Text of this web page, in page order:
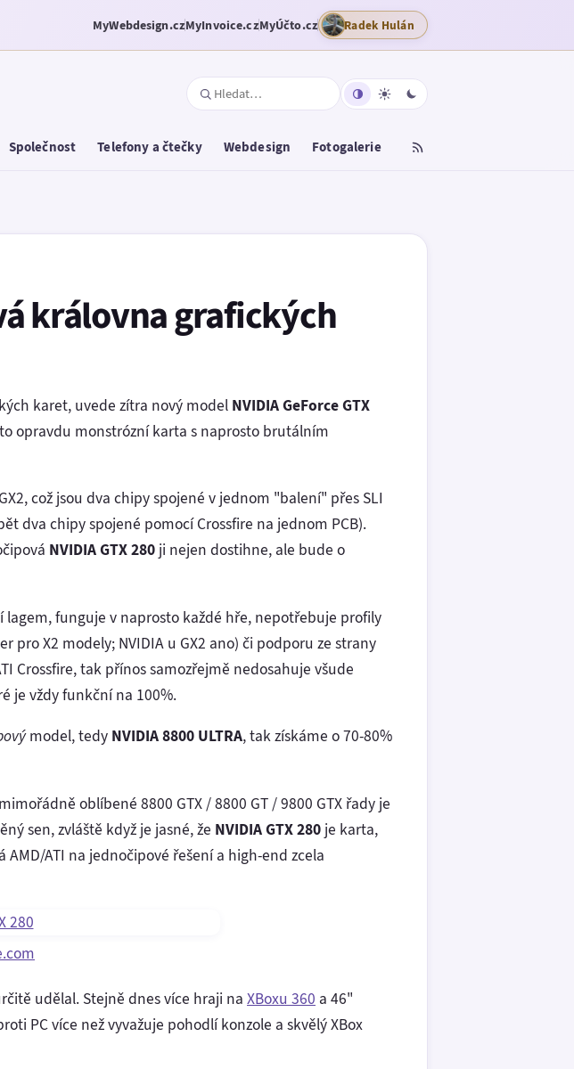
MyWebdesign.czMyInvoice.czMyÚčto.cz Radek Hulán
Společnost Telefony a čtečky Webdesign Fotogalerie
královna grafických
karet, uvede zítra nový model NVIDIA GeForce GTX
opravdu monstrózní karta s naprosto brutálním
což jsou dva chipy spojené v jednom "balení" přes SLI
dva chipy spojené pomocí Crossfire na jednom PCB).
NVIDIA GTX 280 ji nejen dostihne, ale bude o
funguje v naprosto každé hře, nepotřebuje profily
pro X2 modely; NVIDIA u GX2 ano) či podporu ze strany
Crossfire, tak přínos samozřejmě nedosahuje všude
je vždy funkční na 100%.
model, tedy NVIDIA 8800 ULTRA, tak získáme o 70-80%
oblíbené 8800 GTX / 8800 GT / 9800 GTX řady je
sen, zvláště když je jasné, že NVIDIA GTX 280 je karta,
AMD/ATI na jednočipové řešení a high-end zcela
udělal. Stejně dnes více hraji na XBoxu 360 a 46"
PC více než vyvažuje pohodlí konzole a skvělý XBox